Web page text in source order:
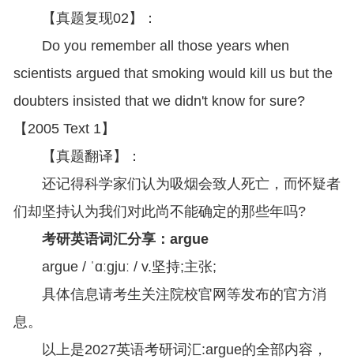
【真题复现02】：
Do you remember all those years when
scientists argued that smoking would kill us but the
doubters insisted that we didn't know for sure?
【2005 Text 1】
【真题翻译】：
还记得科学家们认为吸烟会致人死亡，而怀疑者
们却坚持认为我们对此尚不能确定的那些年吗?
考研英语词汇分享：argue
argue / ˈɑːɡjuː / v.坚持;主张;
具体信息请考生关注院校官网等发布的官方消
息。
以上是2027英语考研词汇:argue的全部内容，